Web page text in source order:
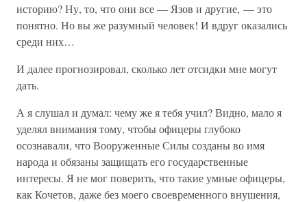
историю? Ну, то, что они все — Язов и другие, — это
понятно. Но вы же разумный человек! И вдруг оказались
среди них…
И далее прогнозировал, сколько лет отсидки мне могут
дать.
А я слушал и думал: чему же я тебя учил? Видно, мало я
уделял внимания тому, чтобы офицеры глубоко
осознавали, что Вооруженные Силы созданы во имя
народа и обязаны защищать его государственные
интересы. Я не мог поверить, что такие умные офицеры,
как Кочетов, даже без моего своевременного внушения,